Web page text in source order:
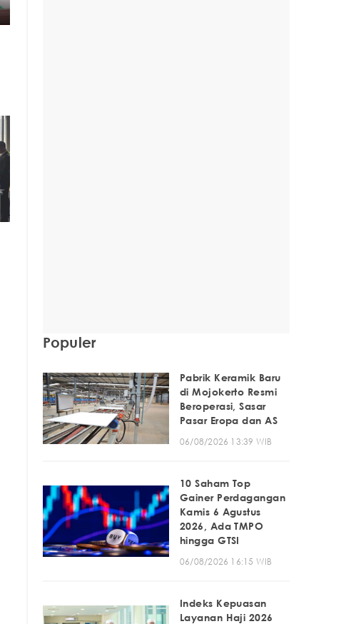
Populer
Pabrik Keramik Baru
di Mojokerto Resmi
Beroperasi, Sasar
Pasar Eropa dan AS
06/08/2026 13:39 WIB
10 Saham Top
Gainer Perdagangan
Kamis 6 Agustus
2026, Ada TMPO
hingga GTSI
06/08/2026 16:15 WIB
Indeks Kepuasan
Layanan Haji 2026